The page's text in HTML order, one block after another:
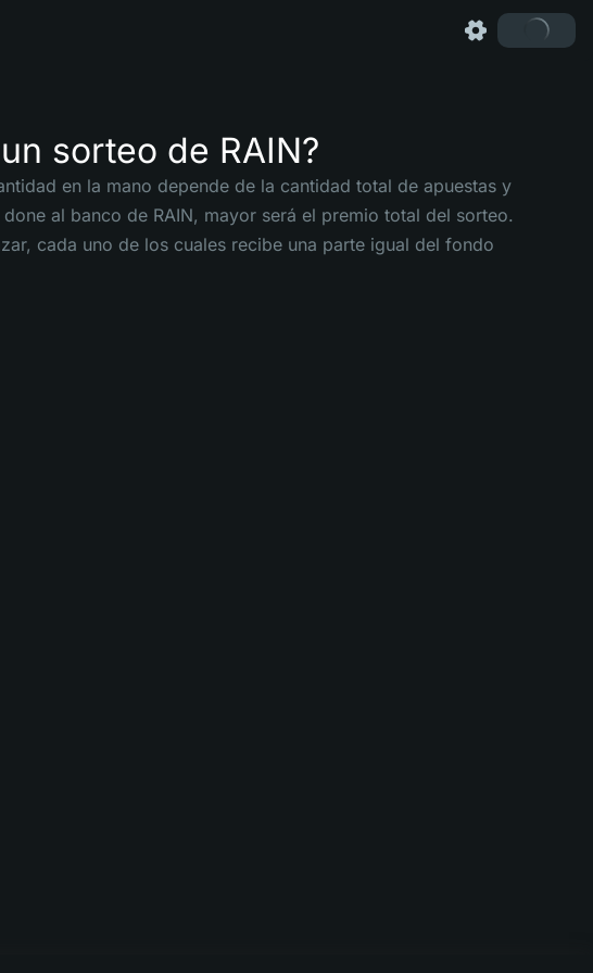
sorteo de RAIN?
en la mano depende de la cantidad total de apuestas y
al banco de RAIN, mayor será el premio total del sorteo.
cada uno de los cuales recibe una parte igual del fondo